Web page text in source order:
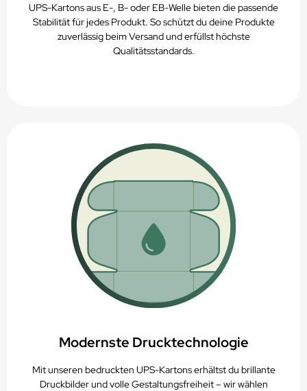
UPS-Kartons aus E-, B- oder EB-Welle bieten die passende
Stabilität für jedes Produkt. So schützt du deine Produkte
zuverlässig beim Versand und erfüllst höchste
Qualitätsstandards.
Modernste Drucktechnologie
Mit unseren bedruckten UPS-Kartons erhältst du brillante
Druckbilder und volle Gestaltungsfreiheit – wir wählen